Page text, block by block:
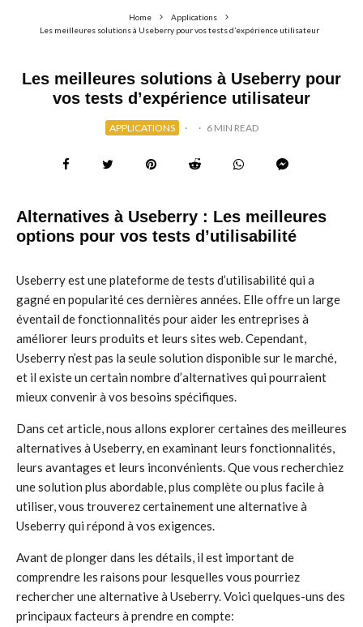
Home
Applications
Les meilleures solutions à Useberry pour vos tests d’expérience utilisateur
Les meilleures solutions à Useberry pour
vos tests d’expérience utilisateur
APPLICATIONS · · 6 MIN READ
Alternatives à Useberry : Les meilleures
options pour vos tests d’utilisabilité
Useberry est une plateforme de tests d’utilisabilité qui a
gagné en popularité ces dernières années. Elle offre un large
éventail de fonctionnalités pour aider les entreprises à
améliorer leurs produits et leurs sites web. Cependant,
Useberry n’est pas la seule solution disponible sur le marché,
et il existe un certain nombre d’alternatives qui pourraient
mieux convenir à vos besoins spécifiques.
Dans cet article, nous allons explorer certaines des meilleures
alternatives à Useberry, en examinant leurs fonctionnalités,
leurs avantages et leurs inconvénients. Que vous recherchiez
une solution plus abordable, plus complète ou plus facile à
utiliser, vous trouverez certainement une alternative à
Useberry qui répond à vos exigences.
Avant de plonger dans les détails, il est important de
comprendre les raisons pour lesquelles vous pourriez
rechercher une alternative à Useberry. Voici quelques-uns des
principaux facteurs à prendre en compte: